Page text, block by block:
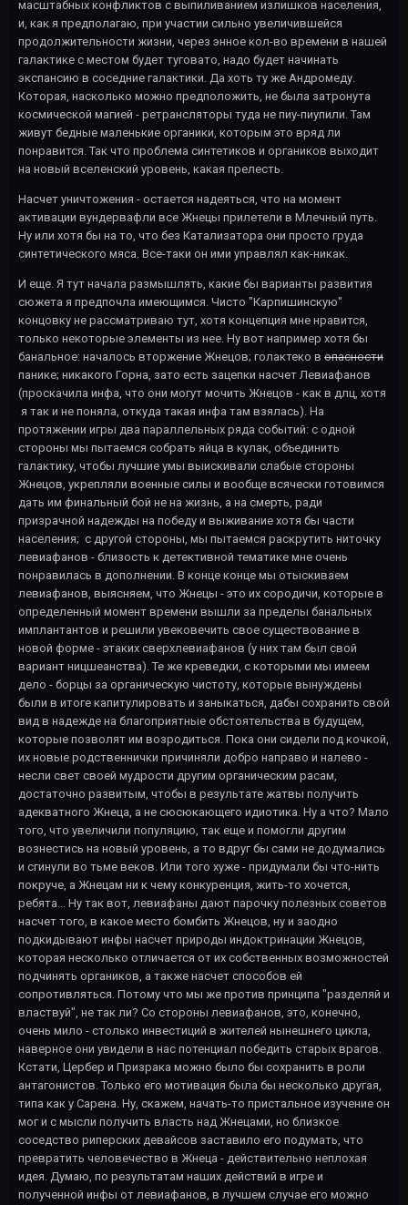
масштабных конфликтов с выпиливанием излишков населения,
и, как я предполагаю, при участии сильно увеличившейся
продолжительности жизни, через энное кол-во времени в нашей
галактике с местом будет туговато, надо будет начинать
экспансию в соседние галактики. Да хоть ту же Андромеду.
Которая, насколько можно предположить, не была затронута
космической магией - ретрансляторы туда не пиу-пиупили. Там
живут бедные маленькие органики, которым это вряд ли
понравится. Так что проблема синтетиков и органиков выходит
на новый вселенский уровень, какая прелесть.
Насчет уничтожения - остается надеяться, что на момент
активации вундервафли все Жнецы прилетели в Млечный путь.
Ну или хотя бы на то, что без Катализатора они просто груда
синтетического мяса. Все-таки он ими управлял как-никак.
И еще. Я тут начала размышлять, какие бы варианты развития
сюжета я предпочла имеющимся. Чисто "Карпишинскую"
концовку не рассматриваю тут, хотя концепция мне нравится,
только некоторые элементы из нее. Ну вот например хотя бы
банальное: началось вторжение Жнецов; голактеко в опасности
панике; никакого Горна, зато есть зацепки насчет Левиафанов
(проскачила инфа, что они могут мочить Жнецов - как в длц, хотя
я так и не поняла, откуда такая инфа там взялась). На
протяжении игры два параллельных ряда событий: с одной
стороны мы пытаемся собрать яйца в кулак, объединить
галактику, чтобы лучшие умы выискивали слабые стороны
Жнецов, укрепляли военные силы и вообще всячески готовимся
дать им финальный бой не на жизнь, а на смерть, ради
призрачной надежды на победу и выживание хотя бы части
населения; с другой стороны, мы пытаемся раскрутить ниточку
левиафанов - близость к детективной тематике мне очень
понравилась в дополнении. В конце конце мы отыскиваем
левиафанов, выясняем, что Жнецы - это их сородичи, которые в
определенный момент времени вышли за пределы банальных
имплантантов и решили увековечить свое существование в
новой форме - этаких сверхлевиафанов (у них там был свой
вариант ницшеанства). Те же креведки, с которыми мы имеем
дело - борцы за органическую чистоту, которые вынуждены
были в итоге капитулировать и заныкаться, дабы сохранить свой
вид в надежде на благоприятные обстоятельства в будущем,
которые позволят им возродиться. Пока они сидели под кочкой,
их новые родственнички причиняли добро направо и налево -
несли свет своей мудрости другим органическим расам,
достаточно развитым, чтобы в результате жатвы получить
адекватного Жнеца, а не сюсюкающего идиотика. Ну а что? Мало
того, что увеличили популяцию, так еще и помогли другим
вознестись на новый уровень, а то вдруг бы сами не додумались
и сгинули во тьме веков. Или того хуже - придумали бы что-нить
покруче, а Жнецам ни к чему конкуренция, жить-то хочется,
ребята... Ну так вот, левиафаны дают парочку полезных советов
насчет того, в какое место бомбить Жнецов, ну и заодно
подкидывают инфы насчет природы индоктринации Жнецов,
которая несколько отличается от их собственных возможностей
подчинять органиков, а также насчет способов ей
сопротивляться. Потому что мы же против принципа "разделяй и
властвуй", не так ли? Со стороны левиафанов, это, конечно,
очень мило - столько инвестиций в жителей нынешнего цикла,
наверное они увидели в нас потенциал победить старых врагов.
Кстати, Цербер и Призрака можно было бы сохранить в роли
антагонистов. Только его мотивация была бы несколько другая,
типа как у Сарена. Ну, скажем, начать-то пристальное изучение он
мог и с мысли получить власть над Жнецами, но близкое
соседство риперских девайсов заставило его подумать, что
превратить человечество в Жнеца - действительно неплохая
идея. Думаю, по результатам наших действий в игре и
полученной инфы от левиафанов, в лучшем случае его можно